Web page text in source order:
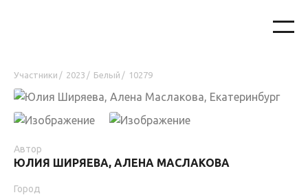
Участники / 2023 / Белый / 10279
Автор
ЮЛИЯ ШИРЯЕВА, АЛЕНА МАСЛАКОВА
Город